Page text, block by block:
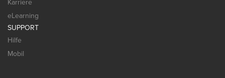
Karriere
eLearning
SUPPORT
Hilfe
Mobil